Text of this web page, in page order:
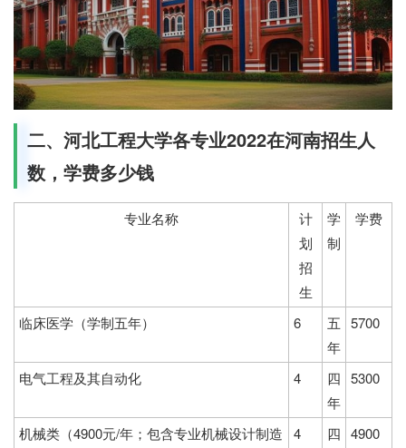
二、河北工程大学各专业2022在河南招生人
数，学费多少钱
专业名称
计
划
招
生
学
制
学费
临床医学（学制五年） 6
五
年
5700
电气工程及其自动化 4
四
年
5300
机械类（4900元/年；包含专业机械设计制造
4
四 4900